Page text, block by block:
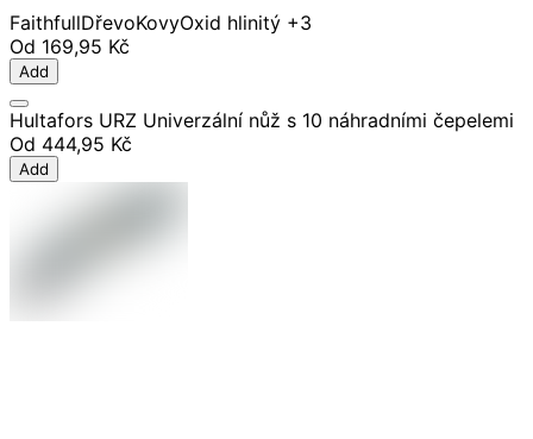
FaithfullDřevoKovyOxid hlinitý +3
Od 169,95 Kč
Add
Hultafors URZ Univerzální nůž s 10 náhradními čepelemi
Od 444,95 Kč
Add